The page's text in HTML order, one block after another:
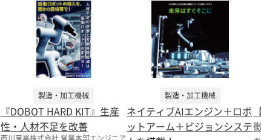
製造・加工機械
『DOBOT HARD KIT』生産
性・人材不足を改善
製造・加工機械
ネイティブAIエンジン＋ロボ
ットアーム＋ビジョンシステ